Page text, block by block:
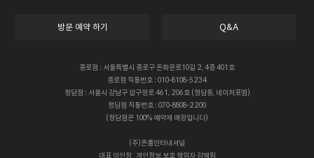
방문 예약 하기 Q&A
종로점 : 서울특별시 종로구 돈화문로10길 2, 4층 401호
종로점 직통번호 : 010-8108-5234
청담점 : 서울시 강남구 압구정로 461, 206호 (청담동, 네이처포엠)
청담점 직통번호 : 070-8808-2200
(청담점은 100% 예약제 매장입니다)
(주)존폴인터내셔널
대표 이인창 개인정보 보호 책임자강혜림